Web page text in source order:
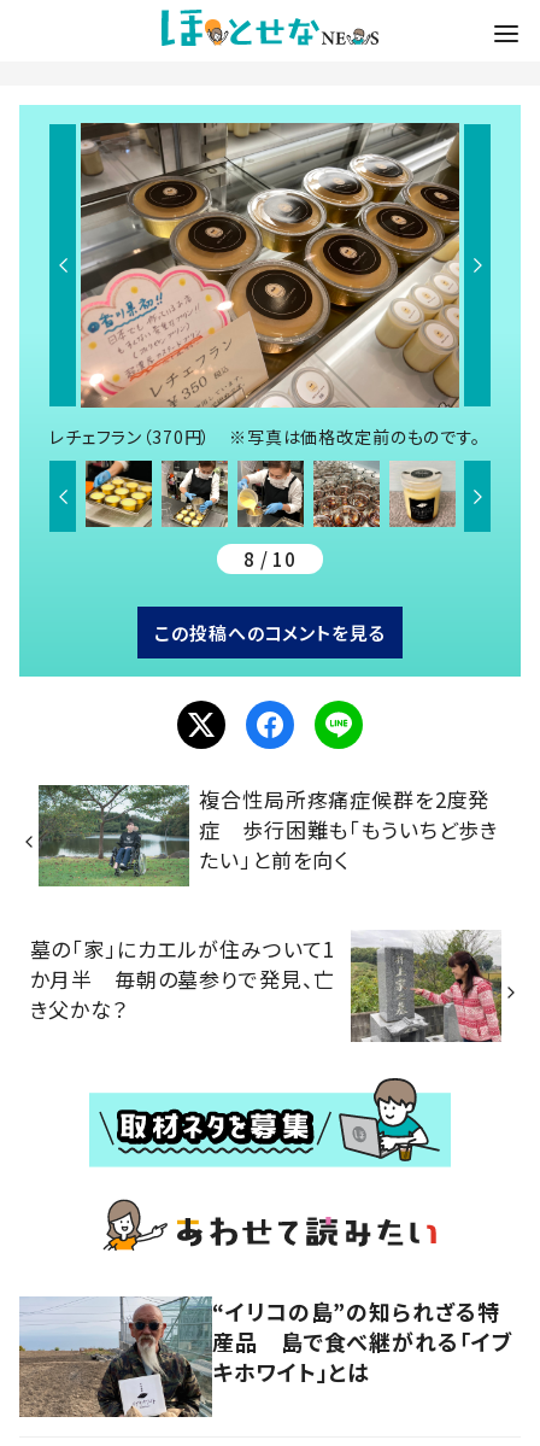
レチェフラン（370円） ※写真は価格改定前のものです。
8 / 10
この投稿へのコメントを見る
複合性局所疼痛症候群を2度発
症 歩行困難も「もういちど歩き
たい」と前を向く
墓の「家」にカエルが住みついて1
か月半 毎朝の墓参りで発見、亡
き父かな？
“イリコの島”の知られざる特
産品 島で食べ継がれる「イブ
キホワイト」とは